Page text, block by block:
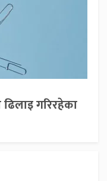
गरिरहेका